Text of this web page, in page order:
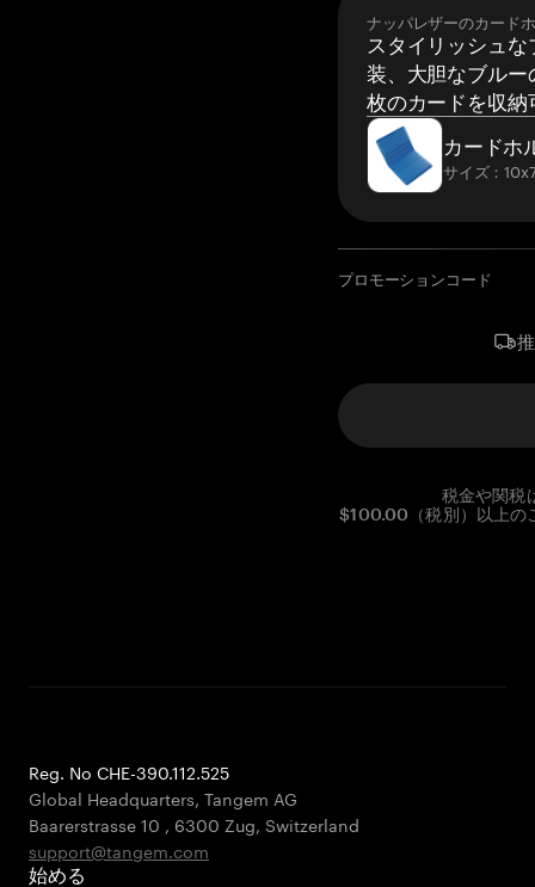
ナッパレザーのカード
スタイリッシュ
装、大胆なブルー
枚のカードを収納
カードホ
サイズ：
プロモーションコード
税金や関税
$100.00（税別）以上の
Reg. No CHE-390.112.525
Global Headquarters, Tangem AG
Baarerstrasse 10 , 6300 Zug, Switzerland
support@tangem.com
始める